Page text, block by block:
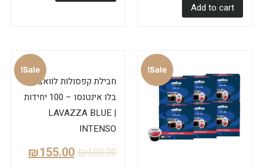
Add to cart
Sale!
Sale!
חבילת קפסולות לוואצה
בלו אינטנסו – 100 יחידות
| LAVAZZA BLUE
INTENSO
₪180.00
₪155.00